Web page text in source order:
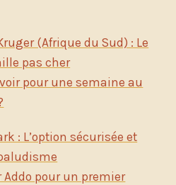
(Afrique du Sud) : Le
pas cher
pour une semaine au
: L’option sécurisée et
pour un premier